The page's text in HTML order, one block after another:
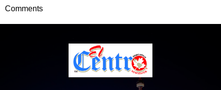
Comments